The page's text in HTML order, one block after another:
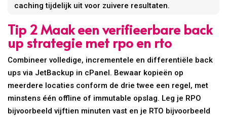
caching tijdelijk uit voor zuivere resultaten.
Tip 2 Maak een verifieerbare back
up strategie met rpo en rto
Combineer volledige, incrementele en differentiële back
ups via JetBackup in cPanel. Bewaar kopieën op
meerdere locaties conform de drie twee een regel, met
minstens één offline of immutable opslag. Leg je RPO
bijvoorbeeld vijftien minuten vast en je RTO bijvoorbeeld